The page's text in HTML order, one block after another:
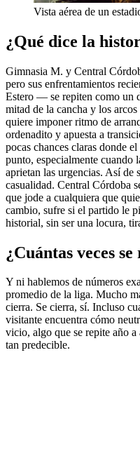
Vista aérea de un
¿Qué dice la
Gimnasia M. y Central
pero sus enfrentamientos
Estero — se repiten como un
mitad de la cancha y los
quiere imponer ritmo de
ordenadito y apuesta a
pocas chances claras donde
punto, especialmente cuando
aprietan las urgencias. Así de
casualidad. Central Córdoba
que jode a cualquiera que
cambio, sufre si el partido le
historial, sin ser una locura,
¿Cuántas veces
Y ni hablemos de números
promedio de la liga. Mucho
cierra. Se cierra, sí. Incluso
visitante encuentra cómo
vicio, algo que se repite año
tan predecible.